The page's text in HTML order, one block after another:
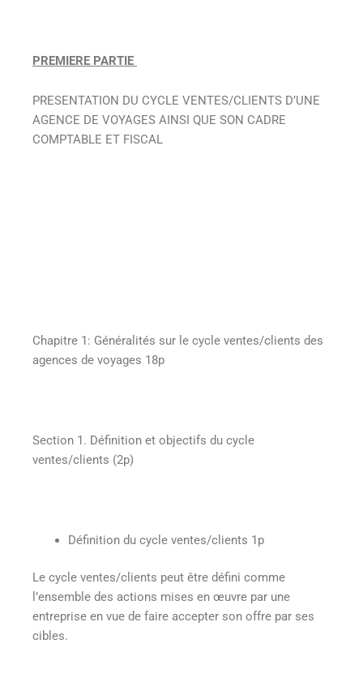
PREMIERE PARTIE
PRESENTATION DU CYCLE VENTES/CLIENTS D’UNE
AGENCE DE VOYAGES AINSI QUE SON CADRE
COMPTABLE ET FISCAL
Chapitre 1: Généralités sur le cycle ventes/clients des
agences de voyages 18p
Section 1. Définition et objectifs du cycle
ventes/clients (2p)
Définition du cycle ventes/clients 1p
Le cycle ventes/clients peut être défini comme
l’ensemble des actions mises en œuvre par une
entreprise en vue de faire accepter son offre par ses
cibles.